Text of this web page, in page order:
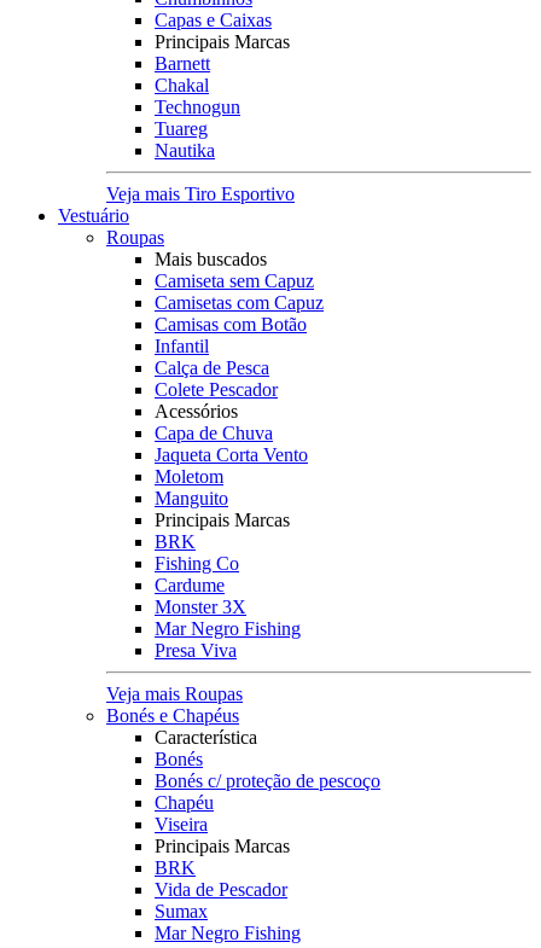
Capas e Caixas
Principais Marcas
Barnett
Chakal
Technogun
Tuareg
Nautika
Veja mais Tiro Esportivo
Vestuário
Roupas
Mais buscados
Camiseta sem Capuz
Camisetas com Capuz
Camisas com Botão
Infantil
Calça de Pesca
Colete Pescador
Acessórios
Capa de Chuva
Jaqueta Corta Vento
Moletom
Manguito
Principais Marcas
BRK
Fishing Co
Cardume
Monster 3X
Mar Negro Fishing
Presa Viva
Veja mais Roupas
Bonés e Chapéus
Característica
Bonés
Bonés c/ proteção de pescoço
Chapéu
Viseira
Principais Marcas
BRK
Vida de Pescador
Sumax
Mar Negro Fishing